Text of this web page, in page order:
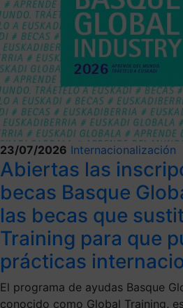
23/07/2026 Internacionalización
Abiertas las
becas Basque
las becas que
Training para que
prácticas
El programa de ayudas Basque
conocido como Global Training,